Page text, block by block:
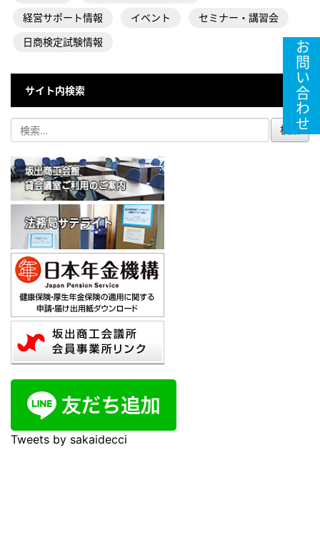
経営サポート情報 イベント
セミナー・講習会
日商検定試験情報
サイト内検索
Tweets by sakaidecci
お問い合わせ